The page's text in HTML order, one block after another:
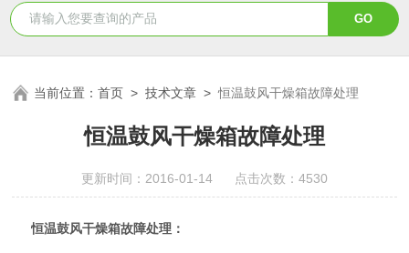
当前位置：首页 >技术文章 >恒温鼓风干燥箱故障处理
恒温鼓风干燥箱故障处理
更新时间：2016-01-14 点击次数：4530
恒温鼓风干燥箱故障处理：